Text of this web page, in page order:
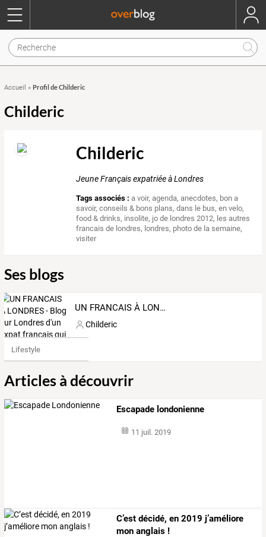
Accueil » Profil de Childeric
Childeric
Childeric
Jeune Français expatriée à Londres
Tags associés : a voir,agenda,anecdotes, bon a
savoir,conseils & bons plans,dans le bus,en velo,
food & drinks, insolite, jo de londres 2012, les autres
francais de londres, londres, photo de la semaine,
visiter
Ses blogs
UN FRANCAIS À LONDRES - Blog sur Londres d'un expat français qui partage ses bons plans, coup de coeur, photos, vidéos et anecdotes!
Childeric
Lifestyle
Articles à découvrir
Escapade londonienne
11 juil. 2019
C’est décidé, en 2019 j’améliore
mon anglais !